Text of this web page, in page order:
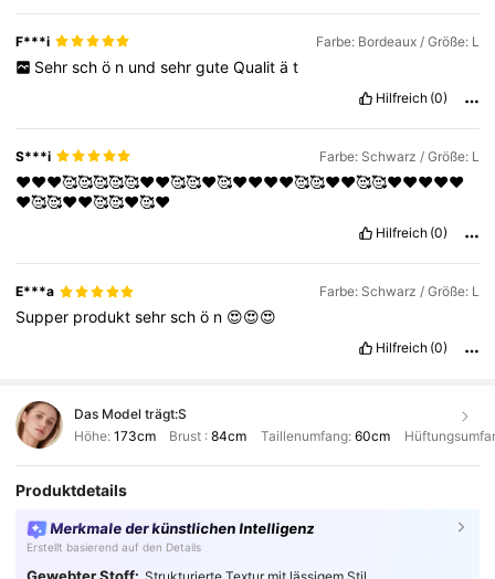
F***i Farbe: Bordeaux / Größe: L
Sehr sch ö n und sehr gute Qualit ä t
Hilfreich (0)
S***i Farbe: Schwarz / Größe: L
❤️❤️❤️🥰🥰🥰🥰🥰❤️❤️🥰🥰❤️🥰❤️❤️❤️❤️🥰🥰❤️❤️🥰🥰❤️❤️❤️❤️❤️
❤️🥰🥰❤️❤️🥰🥰❤️🥰❤️
Hilfreich (0)
E***a Farbe: Schwarz / Größe: L
Supper produktsehrschö n 😍😍😍
Hilfreich (0)
Das Model trägt:S
Höhe: 173cm Brust :84cm Taillenumfang: 60cm
Produktdetails
Merkmale der künstlichen Intelligenz
Erstellt basierend auf den Details